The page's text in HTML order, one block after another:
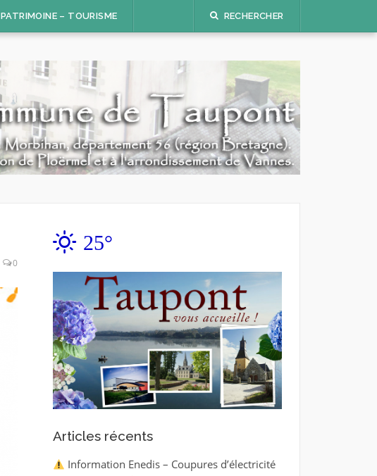
PATRIMOINE – TOURISME RECHERCHER
0
25°
Articles récents
Information Enedis – Coupures d’électricité